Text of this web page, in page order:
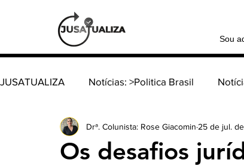
Sou
JUSATUALIZA Notícias: >Politica Brasil
Notícia >Política Internacional Coluna: >
Os desafios
Drª. Colunista: Rose Giacomin 25 de jul.